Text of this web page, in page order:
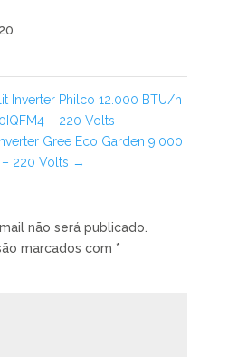
Inverter Philco 12.000 BTU/h
– 220 Volts
Gree Eco Garden 9.000
220 Volts →
não será publicado.
marcados com *